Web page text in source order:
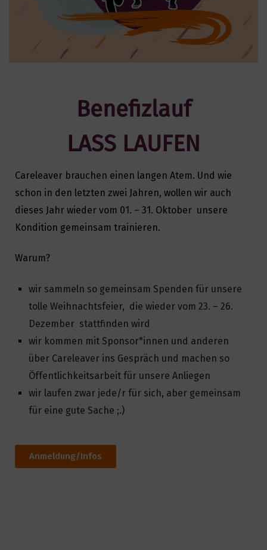
Benefizlauf
LASS LAUFEN
Careleaver brauchen einen langen Atem. Und wie
schon in den letzten zwei Jahren, wollen wir auch
dieses Jahr wieder vom 01. – 31. Oktober unsere
Kondition gemeinsam trainieren.
Warum?
wir sammeln so gemeinsam Spenden für unsere
tolle Weihnachtsfeier, die wieder vom 23. – 26.
Dezember stattfinden wird
wir kommen mit Sponsor*innen und anderen
über Careleaver ins Gespräch und machen so
Öffentlichkeitsarbeit für unsere Anliegen
wir laufen zwar jede/r für sich, aber gemeinsam
für eine gute Sache ;.)
Anmeldung/Infos